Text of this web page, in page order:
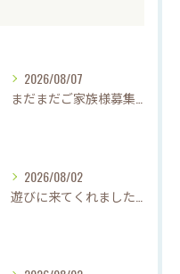
2026/08/07
2026/08/02